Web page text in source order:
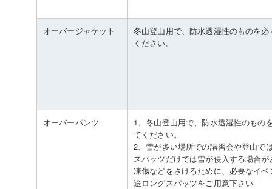
オーバージャケット
冬山登山用で、防水透湿性のものを
ください。
オーバーパンツ
1、冬山登山用で、防水透湿性のもの
てください。
2、雪が多い場所での講習会や登山で
スパッツだけでは雪が侵入する場合
凍傷などをさけるために、必要なイ
途ロングスパッツをご用意下さい